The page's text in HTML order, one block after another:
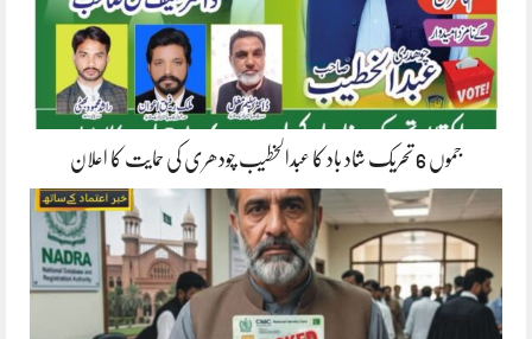
جموں 6 تحریک شاد باد کا عبدالخطیب چودھری کی حمایت کا اعلان